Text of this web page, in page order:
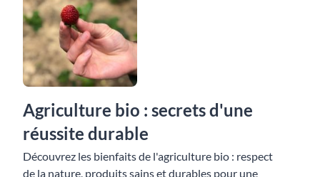
Agriculture bio : secrets d'une
réussite durable
Découvrez les bienfaits de l'agriculture bio : respect
de la nature, produits sains et durables pour une